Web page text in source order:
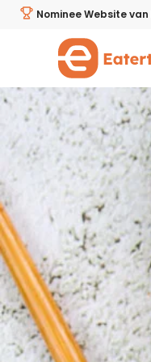
Verse & krokante
Nominee Website
Kies